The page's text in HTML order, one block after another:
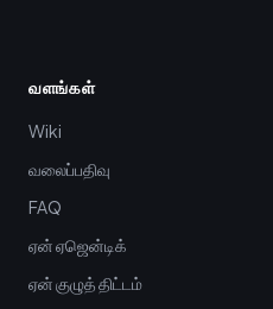
வளங்கள்
Wiki
வலைப்பதிவு
FAQ
ஏன் ஏஜென்டிக்
ஏன் குழுத் திட்டம்